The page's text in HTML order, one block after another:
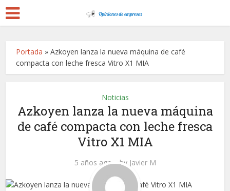
Portada »Azkoyen lanza la nueva máquina de café
compacta con leche fresca Vitro X1 MIA
Noticias
Azkoyen lanza la nueva máquina
de café compacta con leche fresca
Vitro X1 MIA
5 años ago by Javier M